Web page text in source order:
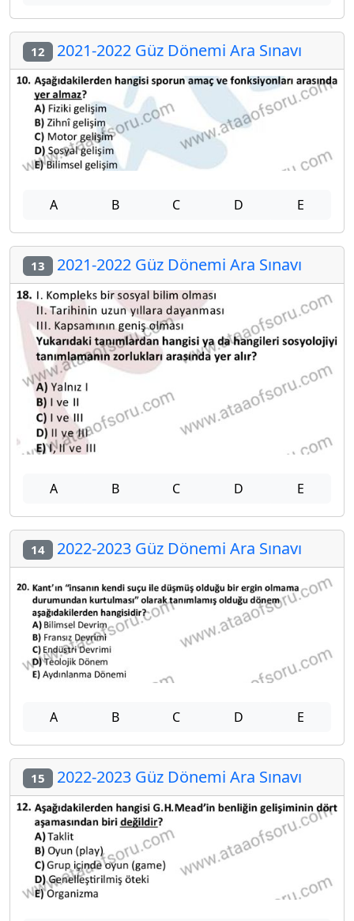
12 2021-2022 Güz Dönemi Ara Sınavı
A B C D E
13 2021-2022 Güz Dönemi Ara Sınavı
A B C D E
14 2022-2023 Güz Dönemi Ara Sınavı
A B C D E
15 2022-2023 Güz Dönemi Ara Sınavı